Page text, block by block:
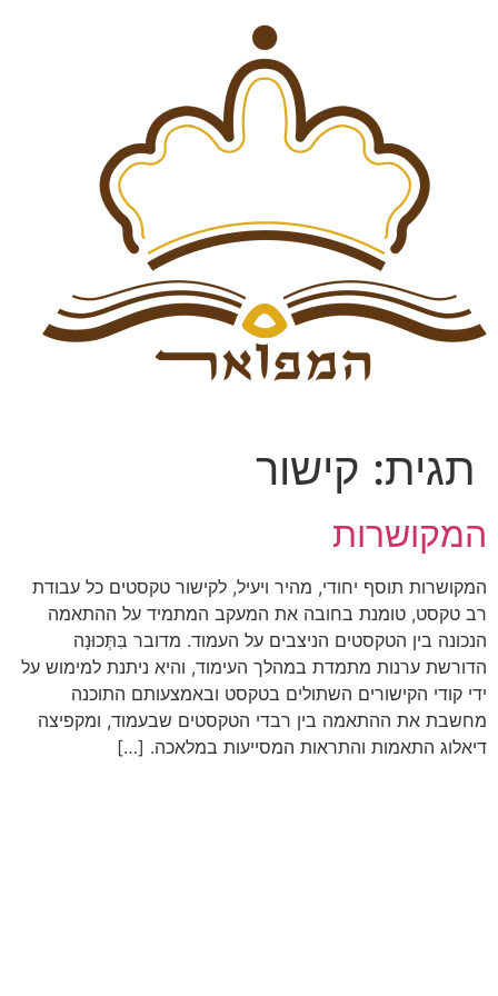
תגית: קישור
המקושרות
המקושרות תוסף יחודי, מהיר ויעיל, לקישור טקסטים כל עבודת
רב טקסט, טומנת בחובה את המעקב המתמיד על ההתאמה
הנכונה בין הטקסטים הניצבים על העמוד. מדובר בִּתְּכוּנָה
הדורשת ערנות מתמדת במהלך העימוד, והיא ניתנת למימוש על
ידי קודי הקישורים השתולים בטקסט ובאמצעותם התוכנה
מחשבת את ההתאמה בין רבדי הטקסטים שבעמוד, ומקפיצה
דיאלוג התאמות והתראות המסייעות במלאכה. […]